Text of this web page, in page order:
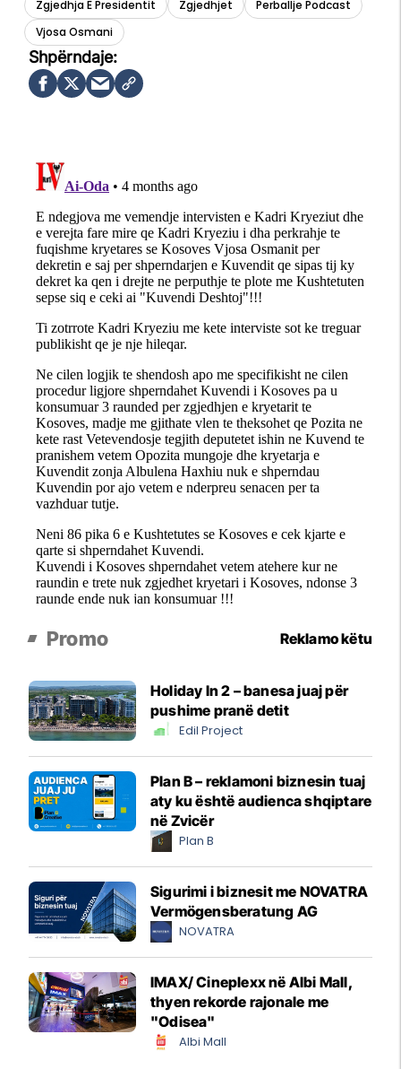
Zgjedhja E Presidentit Zgjedhjet
Perballje Podcast
Vjosa Osmani
Promo Reklamo këtu
Holiday In 2 – banesa juaj për
pushime pranë detit
Edil Project
Plan B – reklamoni biznesin tuaj
aty ku është audienca shqiptare
në Zvicër
Plan B
Sigurimi i biznesit me NOVATRA
Vermögensberatung AG
NOVATRA
IMAX/ Cineplexx në Albi Mall,
thyen rekorde rajonale me
"Odisea"
Albi Mall